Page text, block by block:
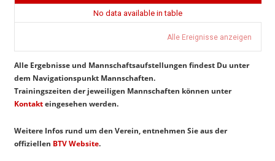
No data available in table
Alle Ereignisse anzeigen
Alle Ergebnisse und Mannschaftsaufstellungen findest Du unter
dem Navigationspunkt Mannschaften.
Trainingszeiten der jeweiligen Mannschaften können unter
Kontakteingesehen werden.
Weitere Infos rund um den Verein, entnehmen Sie aus der
offiziellen BTV Website.